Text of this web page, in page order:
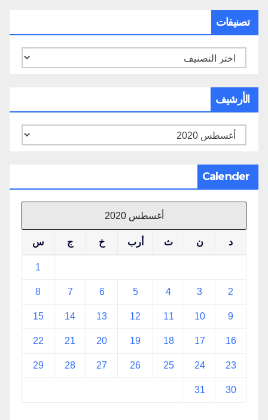
تصنيفات
تصنيفات
الأرشيف
الأرشيف
Calender
أغسطس 2020
د ن ث أرب خ ج س
1
2
3
4
5
6
7
8
9
10
11
12
13
14
15
16
17
18
19
20
21
22
23
24
25
26
27
28
29
30
31